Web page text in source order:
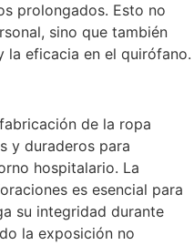
prolongados. Esto no
sino que también
la eficacia en el quirófano.
de la ropa
y duraderos para
hospitalario. La
es esencial para
su integridad durante
la exposición no